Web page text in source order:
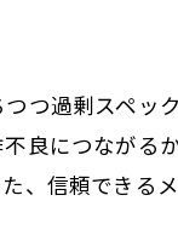
ターの特徴を活
性能の違いと
じたモーター種
ーターの動作
つ過剰スペ
良につながる
、信頼でき